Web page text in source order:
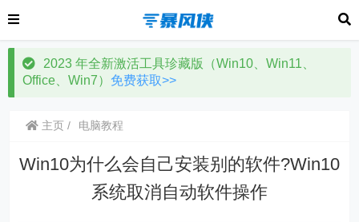
2023 年全新激活工具珍藏版（Win10、Win11、
Office、Win7） 免费获取>>
主页 电脑教程
Win10为什么会自己安装别的软件?Win10
系统取消自动软件操作